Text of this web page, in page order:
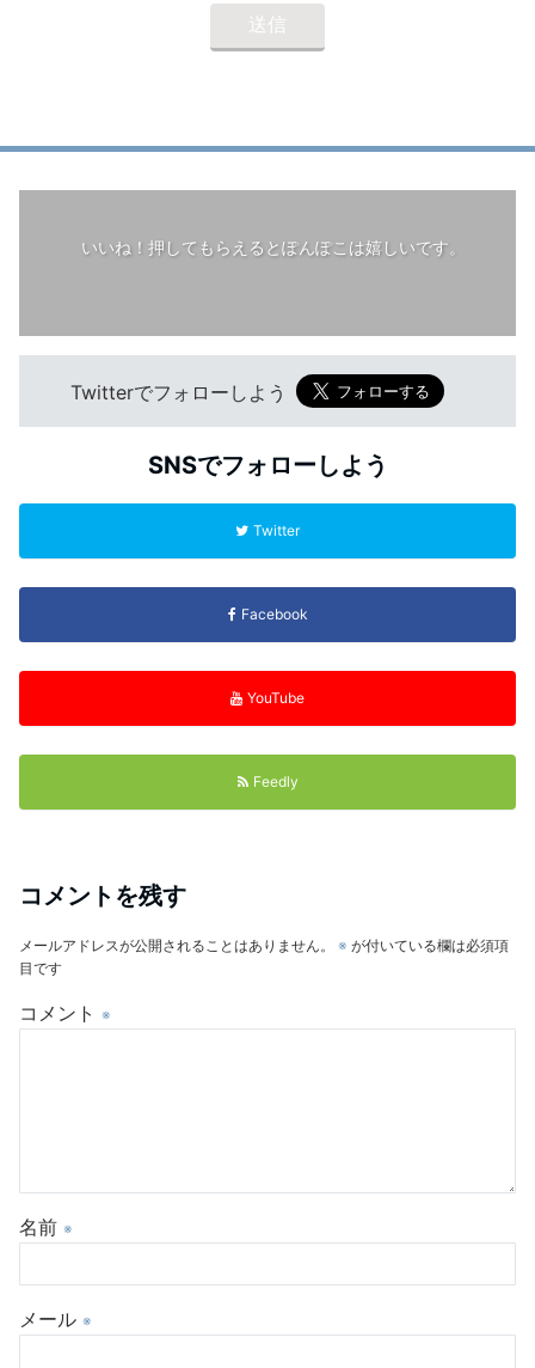
いいね！押してもらえるとぽんぽこは嬉しいです。
Twitterでフォローしよう
SNSでフォローしよう
Twitter
Facebook
YouTube
Feedly
コメントを残す
メールアドレスが公開されることはありません。 ※ が付いている欄は必須項
目です
コメント ※
名前 ※
メール ※